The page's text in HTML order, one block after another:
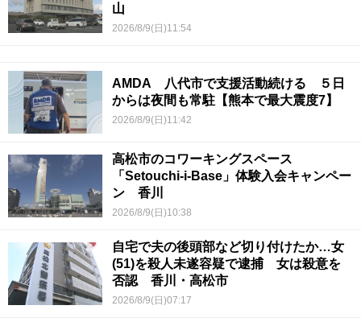
山
2026/8/9(日)11:54
AMDA 八代市で支援活動続ける ５日
からは夜間も常駐【熊本で最大震度7】
2026/8/9(日)11:42
高松市のコワーキングスペース
「Setouchi-i-Base」体験入会キャンペー
ン 香川
2026/8/9(日)10:38
自宅で夫の後頭部など切り付けたか…女
(51)を殺人未遂容疑で逮捕 女は殺意を
否認 香川・高松市
2026/8/9(日)07:17